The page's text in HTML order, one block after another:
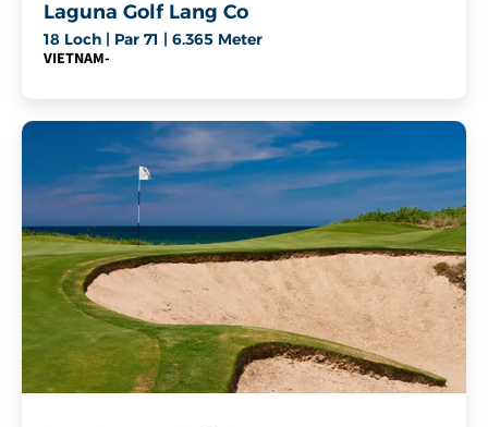
Laguna Golf Lang Co
18 Loch | Par 71 | 6.365 Meter
VIETNAM-